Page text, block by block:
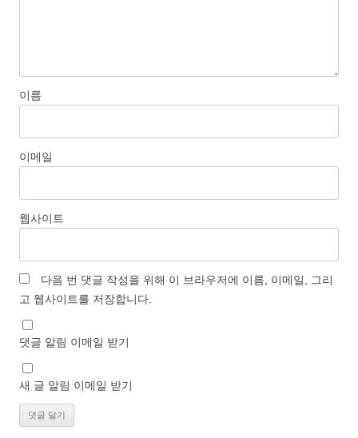
이름
이메일
웹사이트
다음 번 댓글 작성을 위해 이 브라우저에 이름, 이메일, 그리
고 웹사이트를 저장합니다.
댓글 알림 이메일 받기
새 글 알림 이메일 받기